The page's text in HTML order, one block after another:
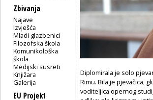
Zbivanja
Najave
Izvješća
Mladi glazbenici
Filozofska škola
Komunikološka
škola
Medijski susreti
Knjižara
Galerija
EU Projekt
Diplomirala je solo
Rimu. Bila je pjevačica,
voditeljica opernog